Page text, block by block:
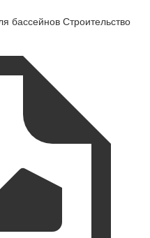
бассейнов Строительство